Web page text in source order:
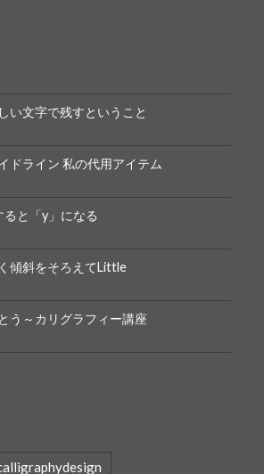
い文字で残すということ
ドライン 私の代用アイテム
ると「y」になる
傾斜をそろえてLittle
う～カリグラフィー講座